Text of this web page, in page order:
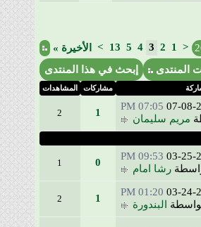
1
2
3
4
5
13
> الأخيرة»
إبحث في هذا المنتدى
مشاركات المشاهدات
07-
07:05 PM
سليمان
03-
09:53 PM
رشا امام
03-
01:20 PM
البندورة